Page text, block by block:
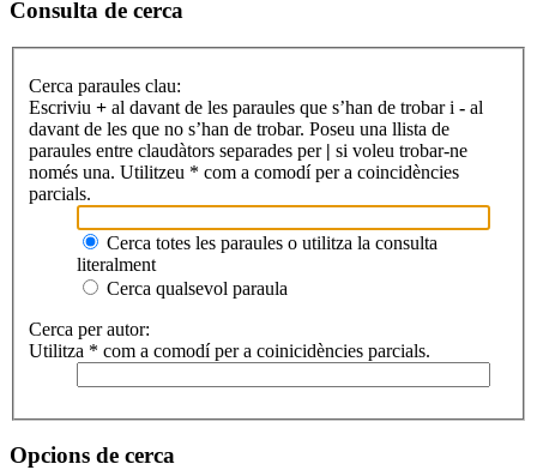
Consulta de cerca
Cerca paraules clau:
Escriviu + al davant de les paraules que s’han de trobar i - al
davant de les que no s’han de trobar. Poseu una llista de
paraules entre claudàtors separades per | si voleu trobar-ne
només una. Utilitzeu * com a comodí per a coincidències
parcials.
Cerca totes les paraules o utilitza la consulta
literalment
Cerca qualsevol paraula
Cerca per autor:
Utilitza * com a comodí per a coinicidències parcials.
Opcions de cerca